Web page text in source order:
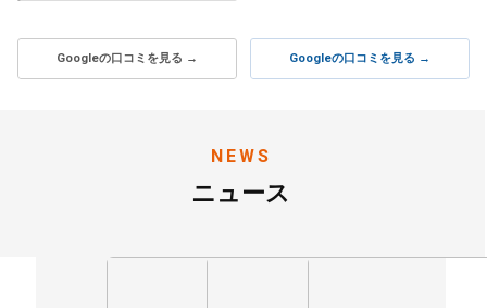
Googleの口コミを見る → Googleの口コミを見る →
NEWS
ニュース